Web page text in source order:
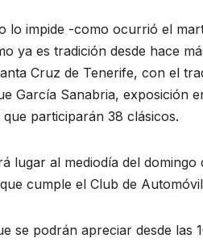
lo impide -como ocurrió el
ya es tradición desde hace
Cruz de Tenerife, con el
García Sanabria, exposición
participarán 38 clásicos.
lugar al mediodía del
cumple el Club de
se podrán apreciar desde las